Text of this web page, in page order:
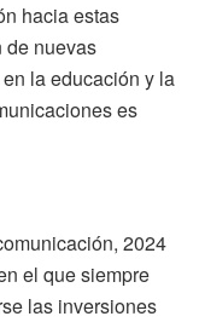
hacia estas
de nuevas
la educación y la
es
2024
el que siempre
las inversiones